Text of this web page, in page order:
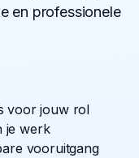
en professionele
voor jouw rol
je werk
vooruitgang